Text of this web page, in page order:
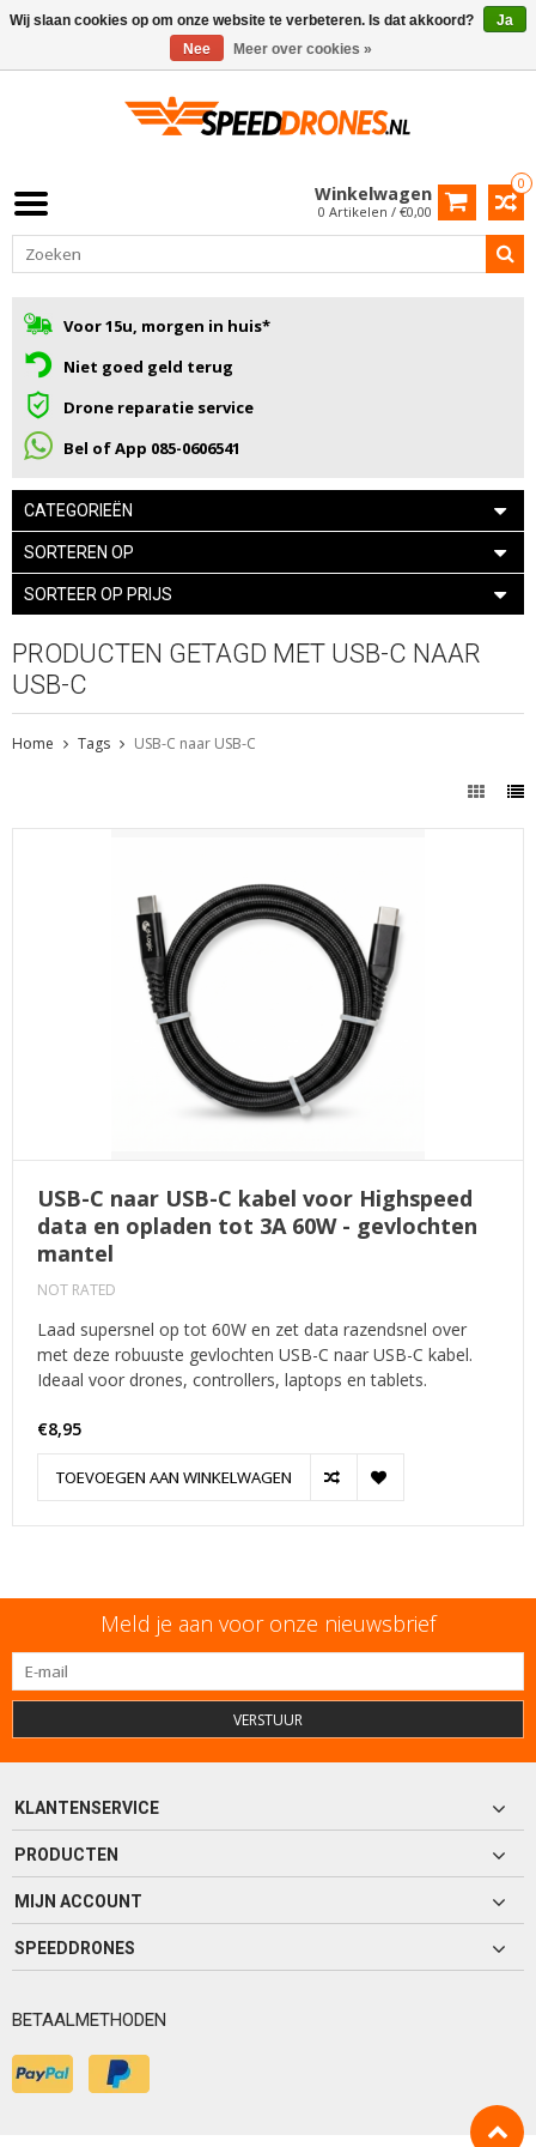
0
Winkelwagen
0 Artikelen / €0,00
Voor 15u, morgen in huis*
Niet goed geld terug
Drone reparatie service
Bel of App 085-0606541
CATEGORIEËN
SORTEREN OP
SORTEER OP PRIJS
PRODUCTEN GETAGD MET USB-C NAAR
USB-C
Home Tags USB-C naar USB-C
USB-C naar USB-C kabel voor Highspeed
data en opladen tot 3A 60W - gevlochten
mantel
NOT RATED
Laad supersnel op tot 60W en zet data razendsnel over
met deze robuuste gevlochten USB-C naar USB-C kabel.
Ideaal voor drones, controllers, laptops en tablets.
€8,95
TOEVOEGEN AAN WINKELWAGEN
Meld je aan voor onze nieuwsbrief
VERSTUUR
KLANTENSERVICE
PRODUCTEN
MIJN ACCOUNT
SPEEDDRONES
BETAALMETHODEN
Wij slaan cookies op om onze website te verbeteren. Is dat akkoord?
Ja
Nee
Meer over cookies »